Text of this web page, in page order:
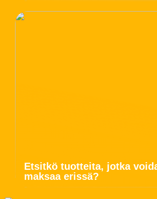
Etsitkö tuotteita, jotka
maksaa erissä?